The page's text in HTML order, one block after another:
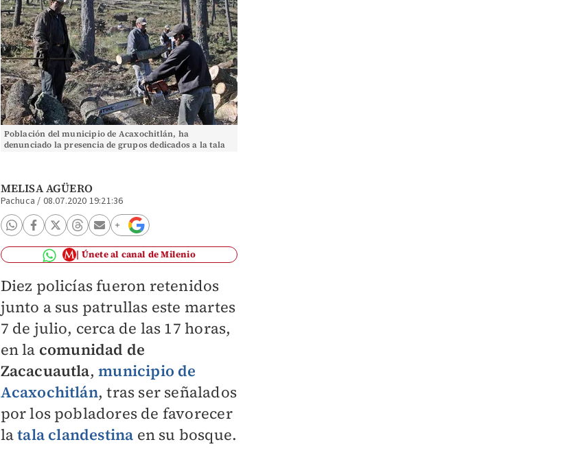
Población del municipio de Acaxochitlán, ha
denunciado la presencia de grupos dedicados a la tala
MELISA AGÜERO
Pachuca / 08.07.2020 19:21:36
Únete al canal de Milenio
Diez policías fueron retenidos
junto a sus patrullas este martes
7 de julio, cerca de las 17 horas,
en la comunidad de
Zacacuautla,municipio de
Acaxochitlán, tras ser señalados
por los pobladores de favorecer
latala clandestina en su bosque.